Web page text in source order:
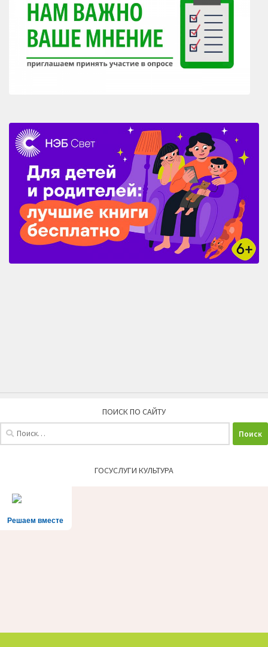
ПОИСК ПО САЙТУ
ГОСУСЛУГИ КУЛЬТУРА
Решаем вместе